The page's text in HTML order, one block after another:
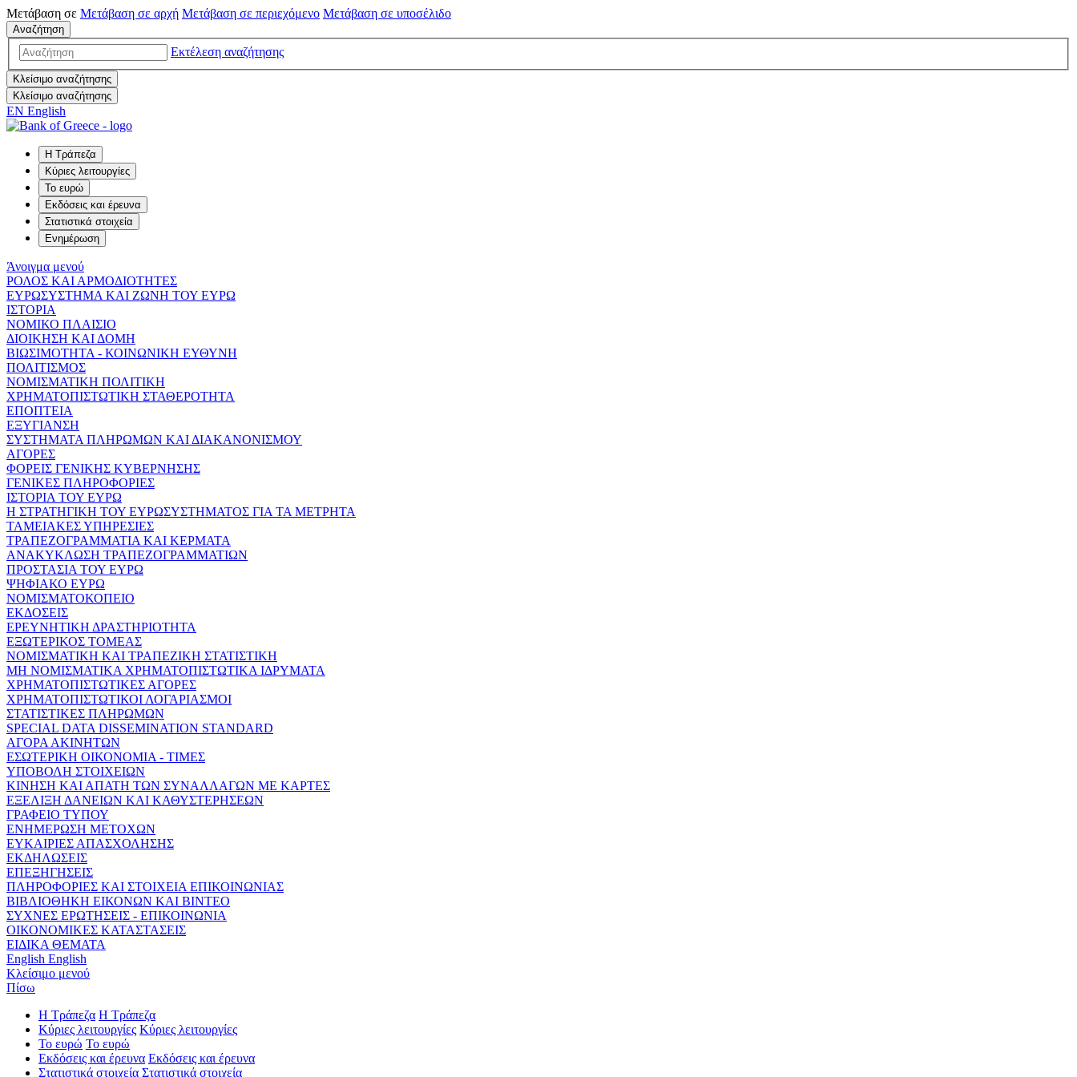
Μετάβαση σε Μετάβαση σε αρχή Μετάβαση σε περιεχόμενο Μετάβαση σε υποσέλιδο
Αναζήτηση
Εκτέλεση αναζήτησης
Κλείσιμο αναζήτησης
Κλείσιμο αναζήτησης
EN English
Η Τράπεζα
Κύριες λειτουργίες
Το ευρώ
Εκδόσεις και έρευνα
Στατιστικά στοιχεία
Ενημέρωση
Άνοιγμα μενού
ΡΟΛΟΣ ΚΑΙ ΑΡΜΟΔΙΟΤΗΤΕΣ
ΕΥΡΩΣΥΣΤΗΜΑ ΚΑΙ ΖΩΝΗ ΤΟΥ ΕΥΡΩ
ΙΣΤΟΡΙΑ
ΝΟΜΙΚΟ ΠΛΑΙΣΙΟ
ΔΙΟΙΚΗΣΗ ΚΑΙ ΔΟΜΗ
ΒΙΩΣΙΜΟΤΗΤΑ - ΚΟΙΝΩΝΙΚΗ ΕΥΘΥΝΗ
ΠΟΛΙΤΙΣΜΟΣ
ΝΟΜΙΣΜΑΤΙΚΗ ΠΟΛΙΤΙΚΗ
ΧΡΗΜΑΤΟΠΙΣΤΩΤΙΚΗ ΣΤΑΘΕΡΟΤΗΤΑ
ΕΠΟΠΤΕΙΑ
ΕΞΥΓΙΑΝΣΗ
ΣΥΣΤΗΜΑΤΑ ΠΛΗΡΩΜΩΝ ΚΑΙ ΔΙΑΚΑΝΟΝΙΣΜΟΥ
ΑΓΟΡΕΣ
ΦΟΡΕΙΣ ΓΕΝΙΚΗΣ ΚΥΒΕΡΝΗΣΗΣ
ΓΕΝΙΚΕΣ ΠΛΗΡΟΦΟΡΙΕΣ
ΙΣΤΟΡΙΑ ΤΟΥ ΕΥΡΩ
Η ΣΤΡΑΤΗΓΙΚΗ ΤΟΥ ΕΥΡΩΣΥΣΤΗΜΑΤΟΣ ΓΙΑ ΤΑ ΜΕΤΡΗΤΑ
ΤΑΜΕΙΑΚΕΣ ΥΠΗΡΕΣΙΕΣ
ΤΡΑΠΕΖΟΓΡΑΜΜΑΤΙΑ ΚΑΙ ΚΕΡΜΑΤΑ
ΑΝΑΚΥΚΛΩΣΗ ΤΡΑΠΕΖΟΓΡΑΜΜΑΤΙΩΝ
ΠΡΟΣΤΑΣΙΑ ΤΟΥ ΕΥΡΩ
ΨΗΦΙΑΚΟ ΕΥΡΩ
ΝΟΜΙΣΜΑΤΟΚΟΠΕΙΟ
ΕΚΔΟΣΕΙΣ
ΕΡΕΥΝΗΤΙΚΗ ΔΡΑΣΤΗΡΙΟΤΗΤΑ
ΕΞΩΤΕΡΙΚΟΣ ΤΟΜΕΑΣ
ΝΟΜΙΣΜΑΤΙΚΗ ΚΑΙ ΤΡΑΠΕΖΙΚΗ ΣΤΑΤΙΣΤΙΚΗ
ΜΗ ΝΟΜΙΣΜΑΤΙΚΑ ΧΡΗΜΑΤΟΠΙΣΤΩΤΙΚΑ ΙΔΡΥΜΑΤΑ
ΧΡΗΜΑΤΟΠΙΣΤΩΤΙΚΕΣ ΑΓΟΡΕΣ
ΧΡΗΜΑΤΟΠΙΣΤΩΤΙΚΟΙ ΛΟΓΑΡΙΑΣΜΟΙ
ΣΤΑΤΙΣΤΙΚΕΣ ΠΛΗΡΩΜΩΝ
SPECIAL DATA DISSEMINATION STANDARD
ΑΓΟΡΑ ΑΚΙΝΗΤΩΝ
ΕΣΩΤΕΡΙΚΗ ΟΙΚΟΝΟΜΙΑ - ΤΙΜΕΣ
ΥΠΟΒΟΛΗ ΣΤΟΙΧΕΙΩΝ
ΚΙΝΗΣΗ ΚΑΙ ΑΠΑΤΗ ΤΩΝ ΣΥΝΑΛΛΑΓΩΝ ΜΕ ΚΑΡΤΕΣ
ΕΞΕΛΙΞΗ ΔΑΝΕΙΩΝ ΚΑΙ ΚΑΘΥΣΤΕΡΗΣΕΩΝ
ΓΡΑΦΕΙΟ ΤΥΠΟΥ
ΕΝΗΜΕΡΩΣΗ ΜΕΤΟΧΩΝ
ΕΥΚΑΙΡΙΕΣ ΑΠΑΣΧΟΛΗΣΗΣ
ΕΚΔΗΛΩΣΕΙΣ
ΕΠΕΞΗΓΗΣΕΙΣ
ΠΛΗΡΟΦΟΡΙΕΣ ΚΑΙ ΣΤΟΙΧΕΙΑ ΕΠΙΚΟΙΝΩΝΙΑΣ
ΒΙΒΛΙΟΘΗΚΗ ΕΙΚΟΝΩΝ ΚΑΙ ΒΙΝΤΕΟ
ΣΥΧΝΕΣ ΕΡΩΤΗΣΕΙΣ - ΕΠΙΚΟΙΝΩΝΙΑ
ΟΙΚΟΝΟΜΙΚΕΣ ΚΑΤΑΣΤΑΣΕΙΣ
ΕΙΔΙΚΑ ΘΕΜΑΤΑ
English English
Κλείσιμο μενού
Πίσω
Η Τράπεζα Η Τράπεζα
Κύριες λειτουργίες Κύριες λειτουργίες
Το ευρώ Το ευρώ
Εκδόσεις και έρευνα Εκδόσεις και έρευνα
Στατιστικά στοιχεία Στατιστικά στοιχεία